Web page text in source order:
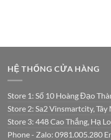
HỆ THỐNG CỬA HÀNG
Store 1: Số 10 Hoàng Đạo
Store 2: Sa2 Vinsmartcity, Tây
Store 3: 448 Cao Thắng, Hạ
Phone - Zalo: 0981.005.280